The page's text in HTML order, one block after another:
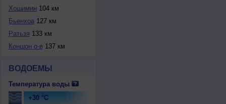
Хошимин 104 км
Бьенхоа127 км
Ратьзя 133 км
Коншон о-в 137 км
ВОДОЕМЫ
Температура воды
+30 °C